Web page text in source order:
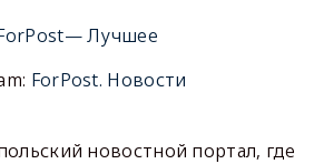
Лучшее
ForPost. Новости
новостной портал, где